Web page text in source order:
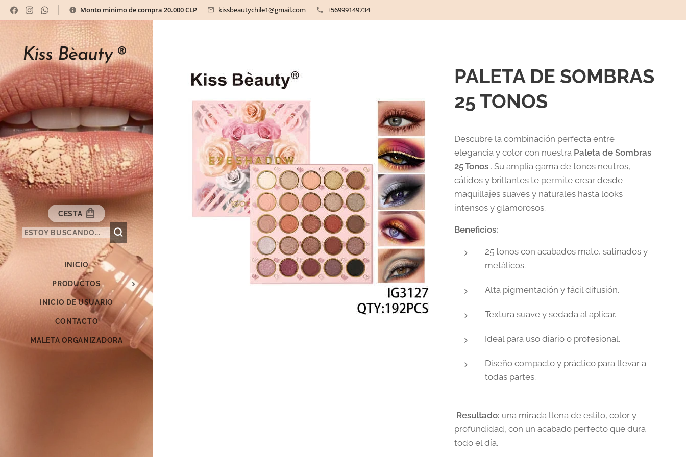
Monto minimo de compra 20.000 CLP kissbeautychile1@gmail.com +56999149734
Kiss Bèauty®
CESTA
INICIO
PRODUCTOS
INICIO DE USUARIO
CONTACTO
MALETA ORGANIZADORA
PALETA DE SOMBRAS
25 TONOS
Descubre la combinación perfecta entre
elegancia y color con nuestra Paleta de Sombras
25 Tonos . Su amplia gama de tonos neutros,
cálidos y brillantes te permite crear desde
maquillajes suaves y naturales hasta looks
intensos y glamorosos.
Beneficios:
25 tonos con acabados mate, satinados y
metálicos.
Alta pigmentación y fácil difusión.
Textura suave y sedada al aplicar.
Ideal para uso diario o profesional.
Diseño compacto y práctico para llevar a
todas partes.
Resultado: una mirada llena de estilo, color y
profundidad, con un acabado perfecto que dura
todo el día.